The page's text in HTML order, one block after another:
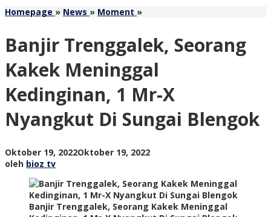
Homepage » News » Moment »Banjir
Kakek
Meninggal
Kedinginan,
1
Mr-
X
Nyangkut
Di
Blengok
Banjir Trenggalek, Seorang
Kakek Meninggal
Kedinginan, 1 Mr-X
Nyangkut Di Sungai Blengok
Oktober 19, 2022Oktober 19, 2022oleh
oleh bioz tv
Banjir Trenggalek, Seorang Kakek Meninggal